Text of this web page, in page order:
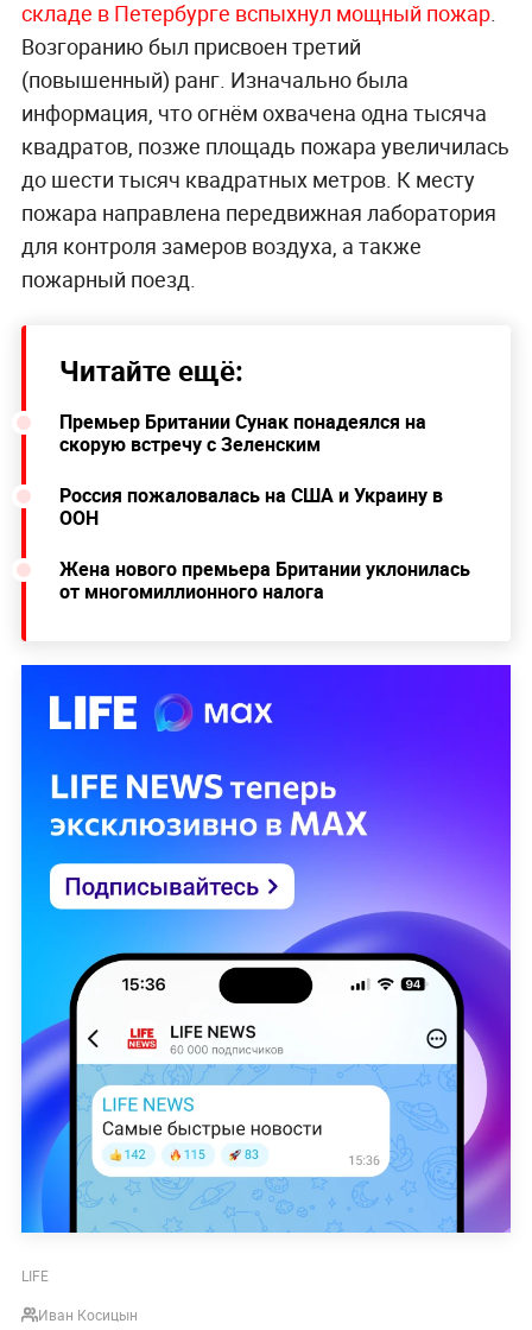
складе в Петербурге вспыхнул мощный пожар.
Возгоранию был присвоен третий
(повышенный) ранг. Изначально была
информация, что огнём охвачена одна тысяча
квадратов, позже площадь пожара увеличилась
до шести тысяч квадратных метров. К месту
пожара направлена передвижная лаборатория
для контроля замеров воздуха, а также
пожарный поезд.
Читайте ещё:
Премьер Британии Сунак понадеялся на
скорую встречу с Зеленским
Россия пожаловалась на США и Украину в
ООН
Жена нового премьера Британии уклонилась
от многомиллионного налога
LIFE
Иван Косицын